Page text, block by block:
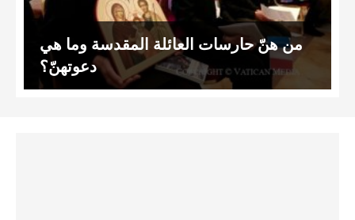
من هنّ حارسات العائلة المقدسة وما هي
دعوتهنّ؟